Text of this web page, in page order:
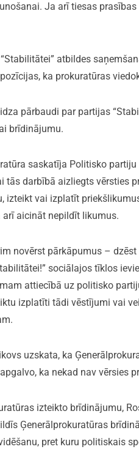
Ja arī tiesas
atbildes
ka prokuratūras
pārbaudi par partijas
brīdinājumu.
saskatīja Politisko
tās darbībā aizliegts vērsties
izteikt vai izplatīt
arī aicināt nepildīt likumus.
novērst pārkāpumus –
sociālajos tīklos
attiecībā uz politisko
izplatīti tādi vēstījumi vai
uzskata, ka
ka nekad nav vērsies
izteikto brīdinājumu,
Ģenerālprokuratūras
pret kuru politiskais